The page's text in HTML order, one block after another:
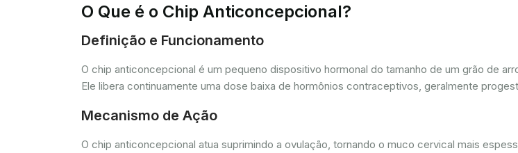
O Que é o Chip Anticoncepcional?
Definição e Funcionamento
O chip anticoncepcional é um pequeno dispositivo hormonal do tamanho de um grão de
Ele libera continuamente uma dose baixa de hormônios contraceptivos, geralmente
Mecanismo de Ação
O chip anticoncepcional atua suprimindo a ovulação, tornando o muco cervical mais